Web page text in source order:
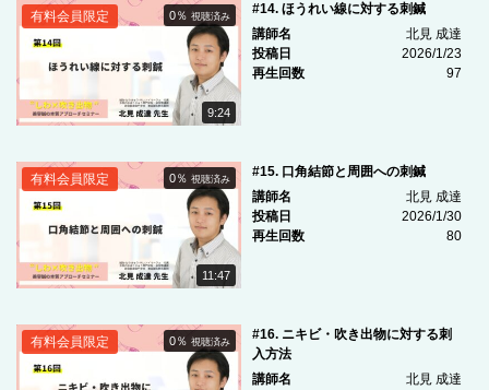
9:24
0％視聴済み
有料会員限定
#14. ほうれい線に対する刺鍼
講師名
北見 成達
投稿日
2026/1/23
再生回数
97
11:47
0％視聴済み
有料会員限定
#15. 口角結節と周囲への刺鍼
講師名
北見 成達
投稿日
2026/1/30
再生回数
80
0％視聴済み
有料会員限定
#16. ニキビ・吹き出物に対する刺
入方法
講師名
北見 成達